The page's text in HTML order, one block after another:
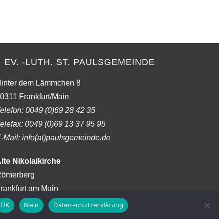
EV. -LUTH. ST. PAULSGEMEINDE
dem Lämmchen 8
Frankfurt/Main
0049 (0)69 28 42 35
0049 (0)69 13 37 95 95
Mail: info(at)paulsgemeinde.de
Nikolaikirche
am Main
OK Nein Datenschutzerklärung